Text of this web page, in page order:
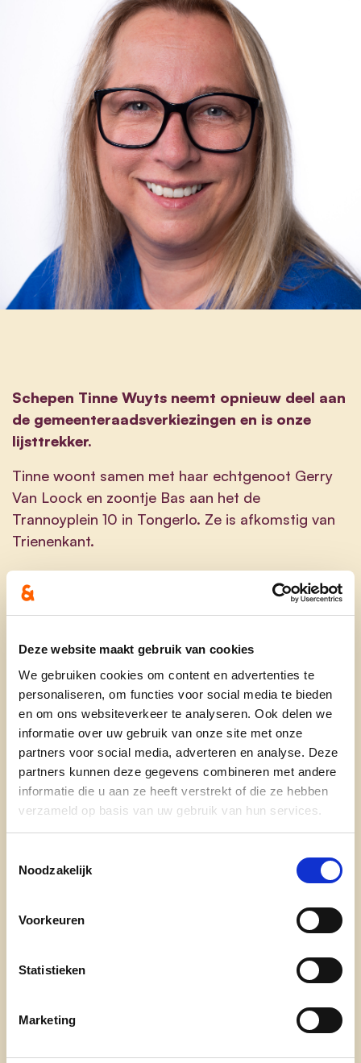
Deze website maakt gebruik van cookies
We gebruiken cookies om content en advertenties te
personaliseren, om functies voor social media te bieden
en om ons websiteverkeer te analyseren. Ook delen we
informatie over uw gebruik van onze site met onze
partners voor social media, adverteren en analyse. Deze
partners kunnen deze gegevens combineren met andere
informatie die u aan ze heeft verstrekt of die ze hebben
verzameld op basis van uw gebruik van hun services.
Noodzakelijk
Voorkeuren
Statistieken
Marketing
Schepen Tinne Wuyts neemt opnieuw deel aan
de gemeenteraadsverkiezingen en is onze
lijsttrekker.
Tinne woont samen met haar echtgenoot Gerry
Van Loock en zoontje Bas aan het de
Trannoyplein 10 in Tongerlo. Ze is afkomstig van
Trienenkant.
Tinne studeerde rechtspraktijk aan de Plantijn
Hogeschool en behaalde tevens een graduaat in
de verzekeringen. Zij werkt al meer dan 20 jaar bij
KBC Verzekeringen in Westerlo.
Daarnaast is Tinne als schepen bevoegd voor
jeugd, burgerzaken, ruimtelijke ordening, gelijke
kansen, personen met een beperking, personeel
en arbeidsveiligheid.
Ze engageert zich eveneens in het
verenigingsleven en is bestuurslid bij verschillende
verenigingen. Tinne zet zich ook heel erg in voor
Tinne is een spontane en vriendelijke vrouw die
bijzonder wanneer deze geconfronteerd worden
Als lijsttrekker voert Tinne een groep van 29
kandidaten aan!